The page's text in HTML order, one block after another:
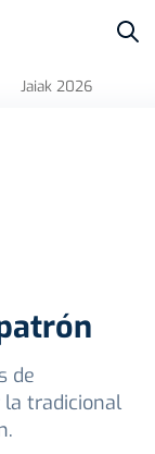
Jaiak 2026
de
la tradicional